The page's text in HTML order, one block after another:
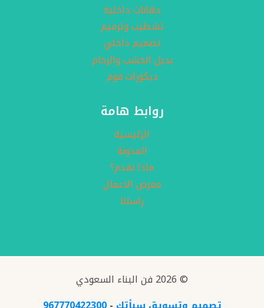
دهانات داخلية
تشطيب وترميم
تصميم داخلي
بديل الخشب والرخام
ديكورات فوم
روابط هامة
الرئيسية
المدونة
ماذا نقدم؟
معرض الاعمال
راسلنا
© 2026 فن البناء السعودي